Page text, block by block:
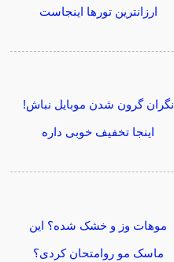
ارزانترین تورها اینجاست
نگران گرون شدن موبایل نباش!
اینجا تخفیف خوبی داره
موهات وز و خشک شده؟ این
ماسک مو روامتحان کردی؟